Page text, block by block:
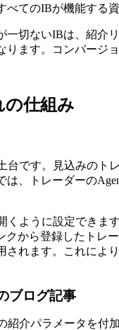
てのIBが機能する
切ないIBは、紹介
ります。コンバージ
の仕組み
です。見込みのト
、トレーダーの
ように設定できま
クから登録したト
されます。これに
ブログ記事
介パラメータを付